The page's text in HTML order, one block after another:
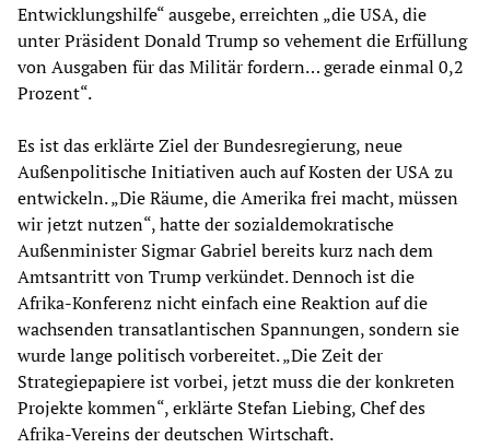
Entwicklungshilfe“ ausgebe, erreichten „die USA, die
unter Präsident Donald Trump so vehement die Erfüllung
von Ausgaben für das Militär fordern… gerade einmal 0,2
Prozent“.
Es ist das erklärte Ziel der Bundesregierung, neue
Außenpolitische Initiativen auch auf Kosten der USA zu
entwickeln. „Die Räume, die Amerika frei macht, müssen
wir jetzt nutzen“, hatte der sozialdemokratische
Außenminister Sigmar Gabriel bereits kurz nach dem
Amtsantritt von Trump verkündet. Dennoch ist die
Afrika-Konferenz nicht einfach eine Reaktion auf die
wachsenden transatlantischen Spannungen, sondern sie
wurde lange politisch vorbereitet. „Die Zeit der
Strategiepapiere ist vorbei, jetzt muss die der konkreten
Projekte kommen“, erklärte Stefan Liebing, Chef des
Afrika-Vereins der deutschen Wirtschaft.